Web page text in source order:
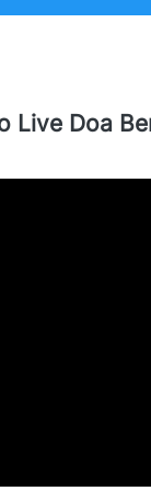
Live Doa